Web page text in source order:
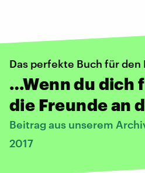
Das perfekte Buch für den
…Wenn du dich
die Freunde an
Beitrag aus unserem
2017